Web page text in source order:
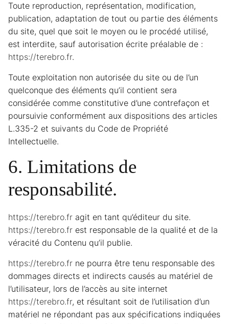
Toute reproduction, représentation, modification,
publication, adaptation de tout ou partie des éléments
du site, quel que soit le moyen ou le procédé utilisé,
est interdite, sauf autorisation écrite préalable de :
https://terebro.fr.
Toute exploitation non autorisée du site ou de l’un
quelconque des éléments qu’il contient sera
considérée comme constitutive d’une contrefaçon et
poursuivie conformément aux dispositions des articles
L.335-2 et suivants du Code de Propriété
Intellectuelle.
6. Limitations de
responsabilité.
https://terebro.fr agit en tant qu’éditeur du site.
https://terebro.fr est responsable de la qualité et de la
véracité du Contenu qu’il publie.
https://terebro.fr ne pourra être tenu responsable des
dommages directs et indirects causés au matériel de
l’utilisateur, lors de l’accès au site internet
https://terebro.fr, et résultant soit de l’utilisation d’un
matériel ne répondant pas aux spécifications indiquées